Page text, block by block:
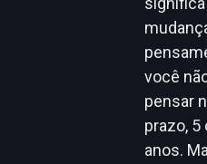
você
pensar
prazo, 5
anos.